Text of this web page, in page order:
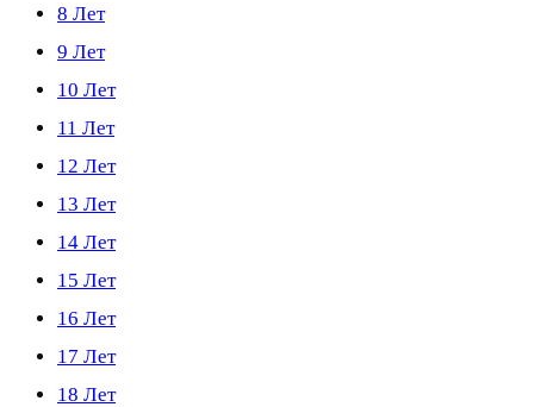
8 Лет
9 Лет
10 Лет
11 Лет
12 Лет
13 Лет
14 Лет
15 Лет
16 Лет
17 Лет
18 Лет